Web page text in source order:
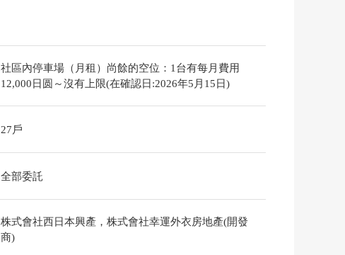
社區內停車場（月租）尚餘的空位：1台有每月費用
12,000日圆～沒有上限(在確認日:2026年5月15日)
27戶
全部委託
株式會社西日本興產，株式會社幸運外衣房地產(開發
商)